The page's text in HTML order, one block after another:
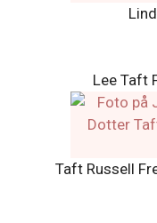
Lee Taft
Taft Russell